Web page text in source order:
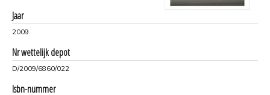
Jaar
2009
Nr wettelijk depot
D/2009/6860/022
Isbn-nummer